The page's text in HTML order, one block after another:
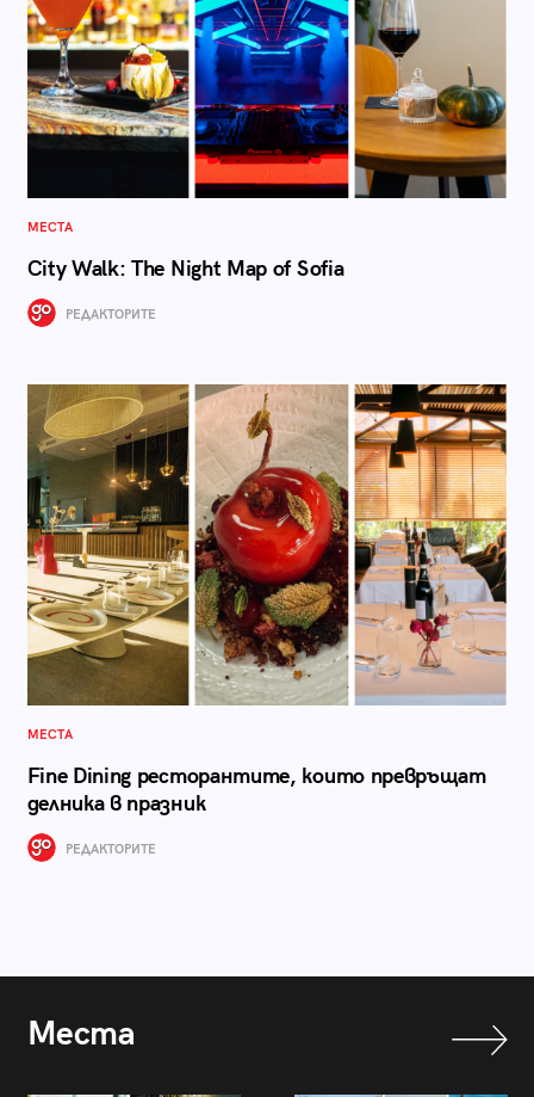
МЕСТА
City Walk: The Night Map of Sofia
РЕДАКТОРИТЕ
МЕСТА
Fine Dining ресторантите, които превръщат
делника в празник
РЕДАКТОРИТЕ
Места